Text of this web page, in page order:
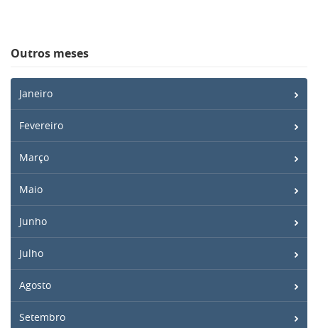
Outros meses
Janeiro
Fevereiro
Março
Maio
Junho
Julho
Agosto
Setembro